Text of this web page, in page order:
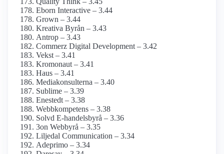
Eborn Interactive – 3.44
Grown – 3.44
Kreativa Byrån – 3.43
Antrop – 3.43
Commerz Digital Development – 3.42
Vekst – 3.41
Kromonaut – 3.41
Haus – 3.41
Mediakonsulterna – 3.40
Sublime – 3.39
Enestedt – 3.38
Webbkompetens – 3.38
Solvd E-handelsbyrå – 3.36
3on Webbyrå – 3.35
Liljedal Communication – 3.34
Adeprimo – 3.34